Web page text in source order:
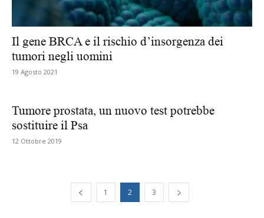
Il gene BRCA e il rischio d’insorgenza dei
tumori negli uomini
19 Agosto 2021
Tumore prostata, un nuovo test potrebbe
sostituire il Psa
12 Ottobre 2019
1 2 3